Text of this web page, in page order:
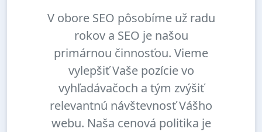
V obore SEO pôsobíme už radu
rokov a SEO je našou
primárnou činnosťou. Vieme
vylepšiť Vaše pozície vo
vyhľadávačoch a tým zvýšiť
relevantnú návštevnosť Vášho
webu. Naša cenová politika je